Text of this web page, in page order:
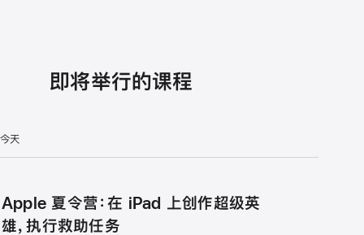
即将举行的课程
今天
Apple 夏令营：在 iPad 上创作超级英
雄，执行救助任务